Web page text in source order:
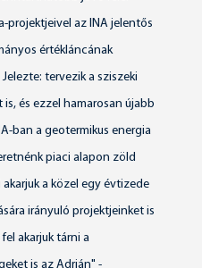
projektjeivel az INA jelentős
értékláncának
tervezik a sziszeki
és ezzel hamarosan újabb
ban a geotermikus energia
piaci alapon zöld
a közel egy évtizede
irányuló projektjeinket is
akarjuk tárni a
is az Adrián" -